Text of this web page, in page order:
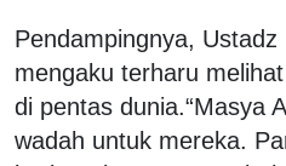
Pendampingnya, Ustadz
mengaku terharu
di pentas dunia.“Masya
wadah untuk mereka.